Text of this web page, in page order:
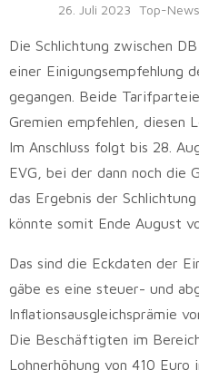
26. Juli 2023 Top-News
Die Schlichtung zwischen
einer Einigungsempfehlung
gegangen. Beide
Gremien empfehlen, diesen
Im Anschluss folgt bis 28.
EVG, bei der dann noch die
das Ergebnis der
könnte somit Ende August
Das sind die Eckdaten der
gäbe es eine steuer- und
Inflationsausgleichsprämie
Die Beschäftigten im
Lohnerhöhung von 410